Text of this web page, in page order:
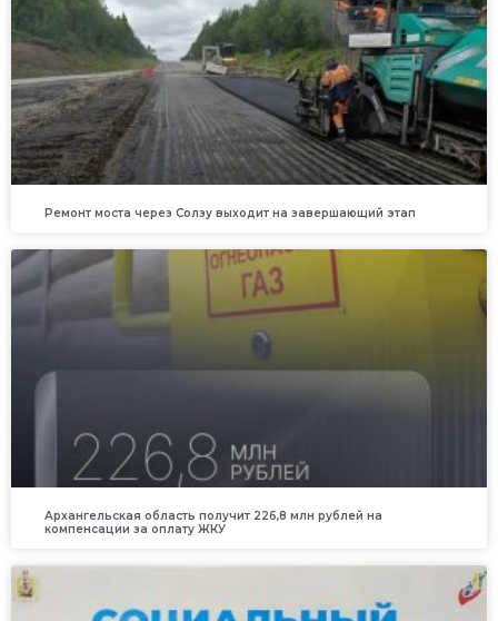
Ремонт моста через Солзу выходит на завершающий этап
Архангельская область получит 226,8 млн рублей на
компенсации за оплату ЖКУ